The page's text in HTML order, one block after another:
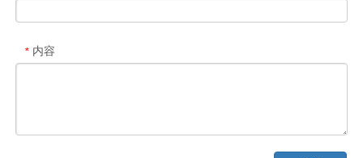
* 内容